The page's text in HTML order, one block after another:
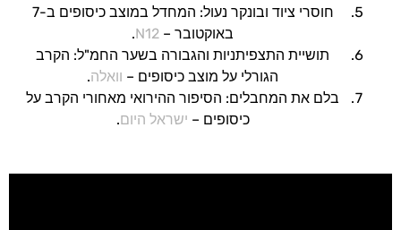
חוסרי ציוד ובונקר נעול: המחדל במוצב כיסופים ב-7
באוקטובר – N12
.
תושיית התצפיתניות והגבורה בשער החמ"ל: הקרב
הגורלי על מוצב כיסופים – וואלה.
בלם את המחבלים: הסיפור ההירואי מאחורי הקרב על
כיסופים – ישראל היום.